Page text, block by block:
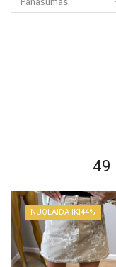
49
NUOLAIDA IKI44%